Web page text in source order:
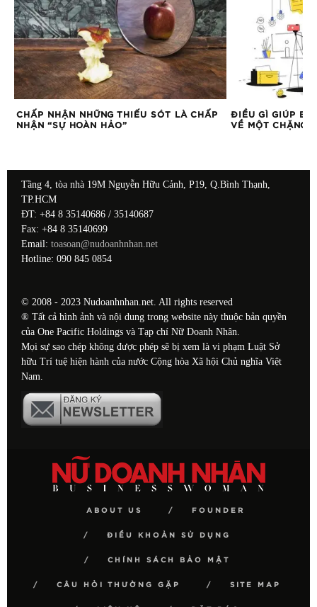
CHẤP NHẬN NHỮNG THIẾU SÓT LÀ CHẤP
NHẬN “SỰ HOÀN HẢO”
ĐIỀU GÌ GIÚP
VỀ MỘT CHẶNG
Tầng 4, tòa nhà 19M Nguyễn Hữu Cảnh, P19, Q.Bình Thạnh,
TP.HCM
ĐT: +84 8 35140686 / 35140687
Fax: +84 8 35140699
Email: toasoan@nudoanhnhan.net
Hotline: 090 845 0854
© 2008 - 2023 Nudoanhnhan.net. All rights reserved
® Tất cả hình ảnh và nội dung trong website này thuộc bản quyền
của One Pacific Holdings và Tạp chí Nữ Doanh Nhân.
Mọi sự sao chép không được phép sẽ bị xem là vi phạm Luật Sở
hữu Trí tuệ hiện hành của nước Cộng hòa Xã hội Chủ nghĩa Việt
Nam.
ABOUT US FOUNDER
ĐIỀU KHOẢN SỬ DỤNG
CHÍNH SÁCH BẢO MẬT
CÂU HỎI THƯỜNG GẶP SITE MAP